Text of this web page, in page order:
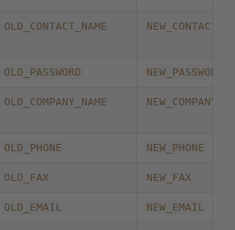
OLD_CONTACT_NAME
OLD_PASSWORD NEW_PASSWORD
OLD_COMPANY_NAME
OLD_PHONE NEW_PHONE
OLD_FAX NEW_FAX
OLD_EMAIL NEW_EMAIL